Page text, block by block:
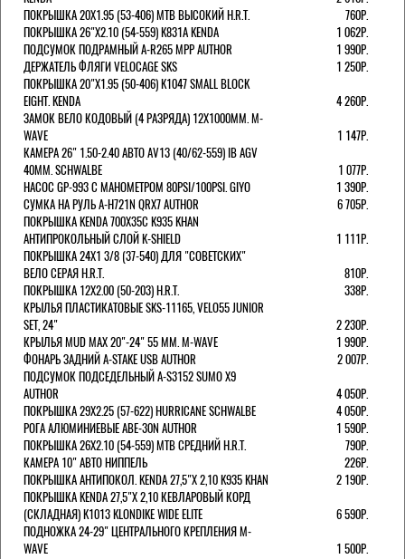
ПОКРЫШКА 20X1.95 (53-406) MTB ВЫСОКИЙ H.R.T.
760Р.
ПОКРЫШКА 26"Х2.10 (54-559) K831A KENDA
1 062Р.
ПОДСУМОК ПОДРАМНЫЙ A-R265 MPP AUTHOR
1 990Р.
ДЕРЖАТЕЛЬ ФЛЯГИ VELOCAGE SKS
1 250Р.
ПОКРЫШКА 20"Х1.95 (50-406) K1047 SMALL BLOCK
EIGHT. KENDA
4 260Р.
ЗАМОК ВЕЛО КОДОВЫЙ (4 РАЗРЯДА) 12Х1000ММ. M-
WAVE
1 147Р.
КАМЕРА 26" 1.50-2.40 АВТО AV13 (40/62-559) IB AGV
40MM. SCHWALBE
1 077Р.
НАСОС GP-993 С МАНОМЕТРОМ 80PSI/100PSI. GIYO
1 390Р.
СУМКА НА РУЛЬ A-H721N QRX7 AUTHOR
6 705Р.
ПОКРЫШКА KENDA 700Х35С K935 KHAN
АНТИПРОКОЛЬНЫЙ СЛОЙ K-SHIELD
1 111Р.
ПОКРЫШКА 24X1 3/8 (37-540) ДЛЯ "СОВЕТСКИХ"
ВЕЛО СЕРАЯ H.R.T.
810Р.
ПОКРЫШКА 12X2.00 (50-203) H.R.T.
338Р.
КРЫЛЬЯ ПЛАСТИКАТОВЫЕ SKS-11165, VELO55 JUNIOR
SET, 24"
2 230Р.
КРЫЛЬЯ MUD MAX 20"-24" 55 ММ. M-WAVE
1 990Р.
ФОНАРЬ ЗАДНИЙ A-STAKE USB AUTHOR
2 007Р.
ПОДСУМОК ПОДСЕДЕЛЬНЫЙ A-S3152 SUMO X9
AUTHOR
4 050Р.
ПОКРЫШКА 29X2.25 (57-622) HURRICANE SCHWALBE
4 050Р.
РОГА АЛЮМИНИЕВЫЕ ABE-30N AUTHOR
1 590Р.
ПОКРЫШКА 26X2.10 (54-559) MTB СРЕДНИЙ H.R.T.
790Р.
КАМЕРА 10" АВТО НИППЕЛЬ
226Р.
ПОКРЫШКА АНТИПОКОЛ. KENDA 27,5"Х 2,10 K935 KHAN
2 190Р.
ПОКРЫШКА KENDA 27,5"Х 2,10 КЕВЛАРОВЫЙ КОРД
(СКЛАДНАЯ) K1013 KLONDIKE WIDE ELITE
6 590Р.
ПОДНОЖКА 24-29" ЦЕНТРАЛЬНОГО КРЕПЛЕНИЯ M-
WAVE
1 500Р.